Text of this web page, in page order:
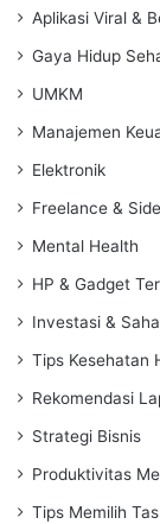
Aplikasi Viral &
Gaya Hidup
UMKM
Manajemen
Elektronik
Freelance &
Mental Health
HP & Gadget
Investasi &
Tips Kesehatan
Rekomendasi
Strategi Bisnis
Produktivitas
Tips Memilih